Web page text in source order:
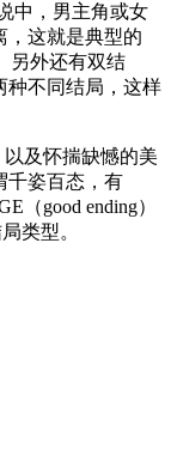
中，男主角或女
，这就是典型的
另外还有双结
种不同结局，这样
及怀揣缺憾的美
千姿百态，有
（good ending）
类型。